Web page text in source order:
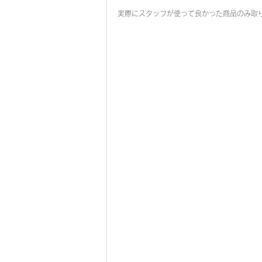
実際にスタッフが使って良かった商品のみ取